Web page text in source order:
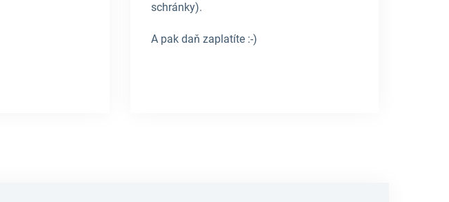
schránky).
A pak daň zaplatíte :-)